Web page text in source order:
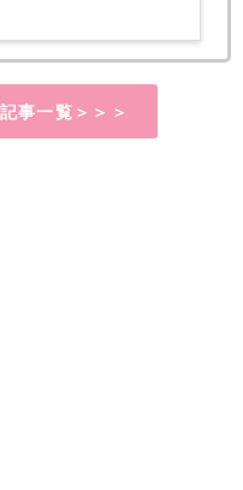
事一覧＞＞＞